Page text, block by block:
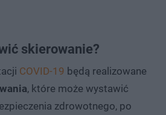
skierowanie?
COVID-19 będą realizowane
, które może wystawić
zdrowotnego, po